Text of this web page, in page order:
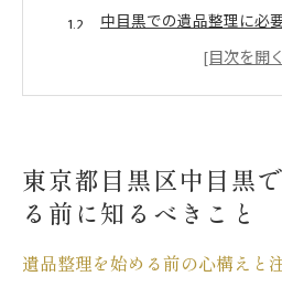
中目黒での遺品整理に必
遺品整理業者選びの基礎
遺品整理の不安を解消する中
遺品整理の悩みを中目黒
遺品整理の負担を減らすた
東京都目黒区中目黒
る前に知るべきこと
遺品整理を始める前の心構えと